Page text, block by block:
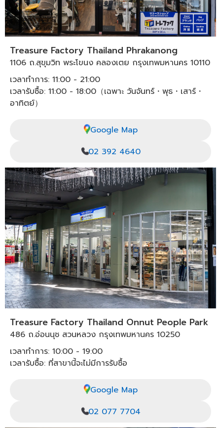
Treasure Factory Thailand Phrakanong
1106 ถ.สุขุมวิท พระโขนง คลองเตย กรุงเทพมหานคร 10110
เวลาทำการ: 11:00 - 21:00
เวลารับซื้อ: 11:00 - 18:00（เฉพาะ วันจันทร์・พุธ・เสาร์・
อาทิตย์）
Google Map
02 392 4640
Treasure Factory Thailand Onnut People Park
486 ถ.อ่อนนุช สวนหลวง กรุงเทพมหานคร 10250
เวลาทำการ: 10:00 - 19:00
เวลารับซื้อ: ที่สาขานี้จะไม่มีการรับซื้อ
Google Map
02 077 7704